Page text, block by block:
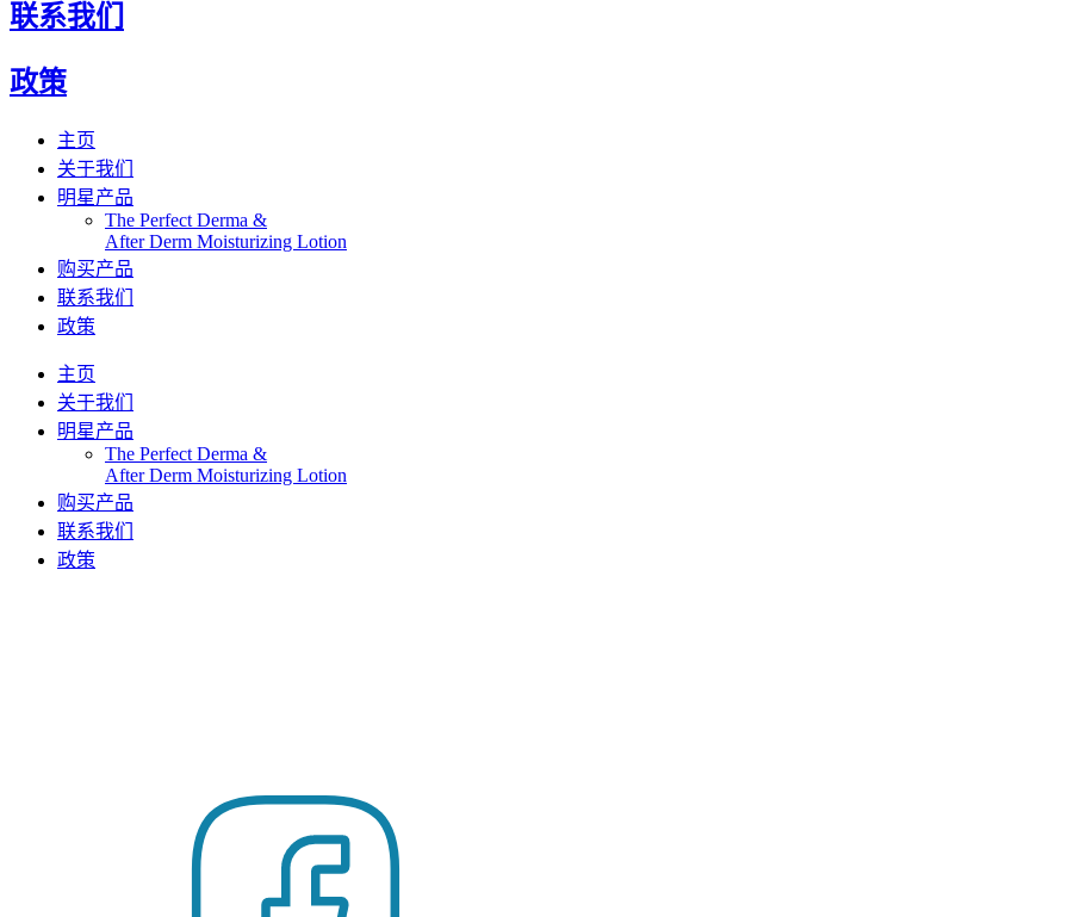
联系我们
政策
主页
关于我们
明星产品
The Perfect Derma​ &
After Derm Moisturizing Lotion​​
购买产品
联系我们
政策
主页
关于我们
明星产品
The Perfect Derma​ &
After Derm Moisturizing Lotion​​
购买产品
联系我们
政策